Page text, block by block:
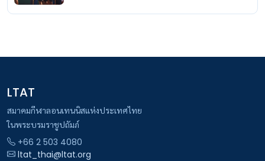
LTAT
สมาคมกีฬาลอนเทนนิสแห่งประเทศไทย
ในพระบรมราชูปถัมภ์
+66 2 503 4080
ltat_thai@ltat.org